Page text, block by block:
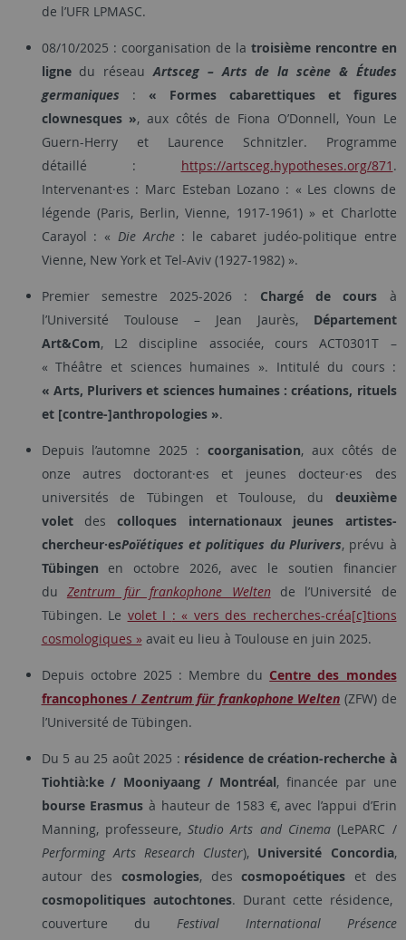
de l’UFR LPMASC.
08/10/2025 : coorganisation de la troisième rencontre en
lignedu réseau Artsceg – Arts de la scène & Études
germaniques : « Formes cabarettiques et figures
clownesques », aux côtés de Fiona O’Donnell, Youn Le
Guern-Herry et Laurence Schnitzler. Programme
détaillé : https://artsceg.hypotheses.org/871 .
Intervenant·es : Marc Esteban Lozano : « Les clowns de
légende (Paris, Berlin, Vienne, 1917-1961) » et Charlotte
Carayol : « Die Arche : le cabaret judéo-politique entre
Vienne, New York et Tel-Aviv (1927-1982) ».
Premier semestre 2025-2026 : Chargé de cours à
l’Université Toulouse – Jean Jaurès, Département
Art&Com, L2 discipline associée, cours ACT0301T –
« Théâtre et sciences humaines ». Intitulé du cours :
« Arts, Plurivers et sciences humaines : créations, rituels
et [contre-]anthropologies ».
Depuis l’automne 2025 : coorganisation, aux côtés de
onze autres doctorant·es et jeunes docteur·es des
universités de Tübingen et Toulouse, du deuxième
volet descolloques internationaux jeunes artistes-
chercheur·esPoïétiques et politiques du Plurivers, prévu à
Tübingen en octobre 2026, avec le soutien financier
du Zentrum für frankophone Weltende l’Université de
Tübingen. Le volet I : « vers des recherches-créa[c]tions
cosmologiques »avait eu lieu à Toulouse en juin 2025.
Depuis octobre 2025 : Membre du Centre des mondes
francophones / Zentrum für frankophone Welten (ZFW) de
l’Université de Tübingen.
Du 5 au 25 août 2025 : résidence de création-recherche à
Tiohtià:ke / Mooniyaang / Montréal, financée par une
bourse Erasmus à hauteur de 1583 €, avec l’appui d’Erin
Manning, professeure,Studio Arts and Cinema​ (LePARC /
Performing Arts Research Cluster), Université Concordia,
autour des cosmologies, des cosmopoétiques et des
cosmopolitiques autochtones. Durant cette résidence,
couverture du Festival International Présence